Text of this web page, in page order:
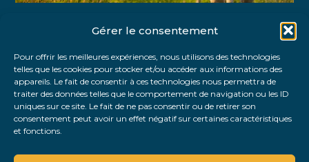
Gérer le consentement
Pour offrir les meilleures expériences, nous utilisons des technologies
telles que les cookies pour stocker et/ou accéder aux informations des
appareils. Le fait de consentir à ces technologies nous permettra de
traiter des données telles que le comportement de navigation ou les ID
uniques sur ce site. Le fait de ne pas consentir ou de retirer son
consentement peut avoir un effet négatif sur certaines caractéristiques
et fonctions.
FaceBook
TwitterLinkedIn